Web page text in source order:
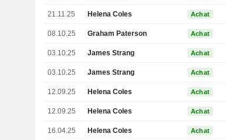
21.11.25 Helena Coles Achat
08.10.25 Graham Paterson Achat
03.10.25 James Strang Achat
03.10.25 James Strang Achat
12.09.25 Helena Coles Achat
12.09.25 Helena Coles Achat
16.04.25 Helena Coles Achat